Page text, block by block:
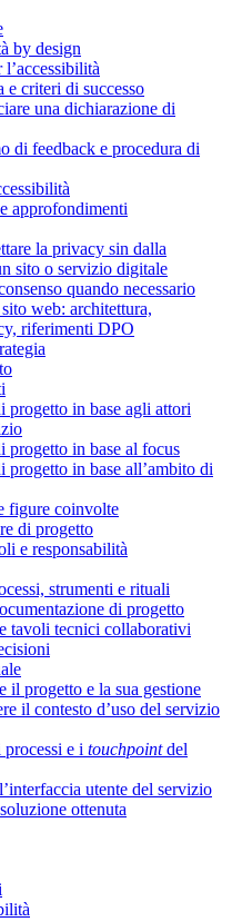
by design
e criteri di successo
una dichiarazione di
di feedback e procedura di
approfondimenti
la privacy sin dalla
sito o servizio digitale
quando necessario
web: architettura,
riferimenti DPO
progetto in base agli attori
progetto in base al focus
in base all’ambito di
figure coinvolte
di progetto
e responsabilità
strumenti e rituali
di progetto
tavoli tecnici collaborativi
il progetto e la sua gestione
il contesto d’uso del servizio
e i touchpointdel
utente del servizio
ottenuta